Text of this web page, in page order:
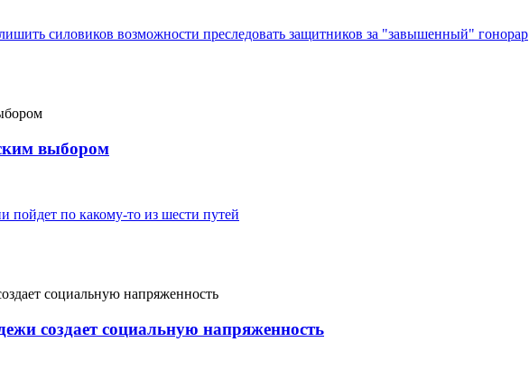
силовиков возможности преследовать защитников за "завышенный" гонорар
выбором
пойдет по какому-то из шести путей
создает социальную напряженность